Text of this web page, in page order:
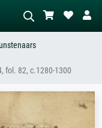
AI-beeldzoeker
met veel rood, donker
staand naakt naast
een boom.
fol. 82, c.1280-1300